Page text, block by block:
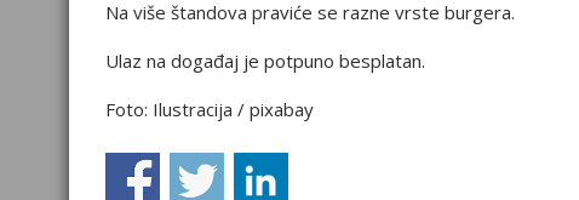
Na više štandova praviće se razne vrste burgera.
Ulaz na događaj je potpuno besplatan.
Foto: Ilustracija / pixabay